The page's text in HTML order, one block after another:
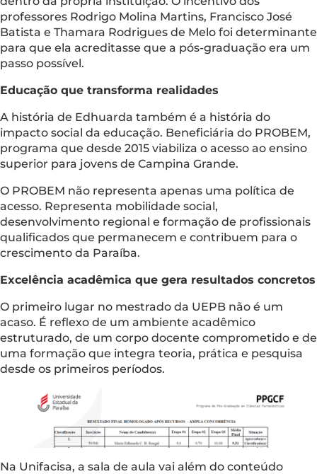
professores Rodrigo Molina Martins, Francisco José
Batista e Thamara Rodrigues de Melo foi determinante
para que ela acreditasse que a pós-graduação era um
passo possível.
Educação que transforma realidades
A história de Edhuarda também é a história do
impacto social da educação. Beneficiária do PROBEM,
programa que desde 2015 viabiliza o acesso ao ensino
superior para jovens de Campina Grande.
O PROBEM não representa apenas uma política de
acesso. Representa mobilidade social,
desenvolvimento regional e formação de profissionais
qualificados que permanecem e contribuem para o
crescimento da Paraíba.
Excelência acadêmica que gera resultados concretos
O primeiro lugar no mestrado da UEPB não é um
acaso. É reflexo de um ambiente acadêmico
estruturado, de um corpo docente comprometido e de
uma formação que integra teoria, prática e pesquisa
desde os primeiros períodos.
Na Unifacisa, a sala de aula vai além do conteúdo